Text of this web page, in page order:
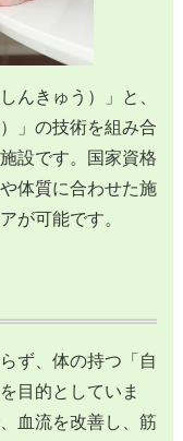
んきゅう）」と、
」の技術を組み合
設です。国家資格
体質に合わせた施
が可能です。
ず、体の持つ「自
目的としていま
血流を改善し、筋